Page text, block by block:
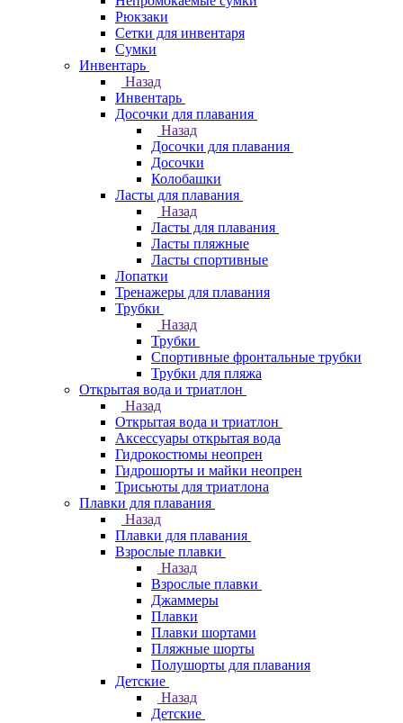
Рюкзаки
Сетки для инвентаря
Сумки
Инвентарь
Назад
Инвентарь
Досочки для плавания
Назад
Досочки для плавания
Досочки
Колобашки
Ласты для плавания
Назад
Ласты для плавания
Ласты пляжные
Ласты спортивные
Лопатки
Тренажеры для плавания
Трубки
Назад
Трубки
Спортивные фронтальные трубки
Трубки для пляжа
Открытая вода и триатлон
Назад
Открытая вода и триатлон
Аксессуары открытая вода
Гидрокостюмы неопрен
Гидрошорты и майки неопрен
Трисьюты для триатлона
Плавки для плавания
Назад
Плавки для плавания
Взрослые плавки
Назад
Взрослые плавки
Джаммеры
Плавки
Плавки шортами
Пляжные шорты
Полушорты для плавания
Детские
Назад
Детские